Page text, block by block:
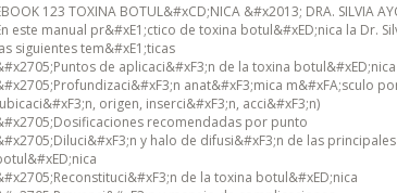
123 TOXINA BOTUL&#xCD;NICA &#x2013; DRA. SILVIA
este manual pr&#xE1;ctico de toxina botul&#xED;nica la Dr.
siguientes tem&#xE1;ticas
de aplicaci&#xF3;n de la toxina botul&#xED;nica
anat&#xF3;mica m&#xFA;sculo
origen, inserci&#xF3;n, acci&#xF3;n)
recomendadas por punto
y halo de difusi&#xF3;n de las
de la toxina botul&#xED;nica